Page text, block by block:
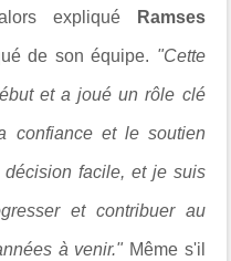
expliqué Ramses
de son équipe. "Cette
et a joué un rôle clé
confiance et le soutien
décision facile, et je suis
et contribuer au
à venir." Même s'il